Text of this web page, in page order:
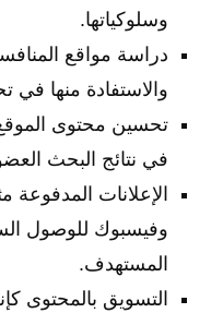
وسلوكياتها.
دراسة مواقع
والاستفادة منها
تحسين محتوى الموقع
في نتائج البحث
الإعلانات
وفيسبوك للوصول
المستهدف.
التسويق بالمحتوى